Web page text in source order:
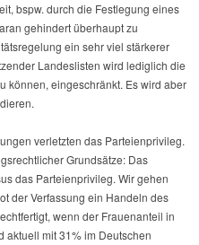
bspw. durch die Festlegung eines
gehindert überhaupt zu
ein sehr viel stärkerer
Landeslisten wird lediglich die
können, eingeschränkt. Es wird aber
verletzten das Parteienprivileg.
Grundsätze: Das
das Parteienprivileg. Wir gehen
der Verfassung ein Handeln des
wenn der Frauenanteil in
aktuell mit 31% im Deutschen